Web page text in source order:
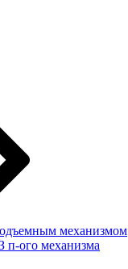
механизмом
п-ого механизма